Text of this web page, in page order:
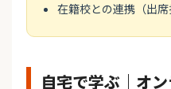
在籍校との連携（出
自宅で学ぶ｜オ